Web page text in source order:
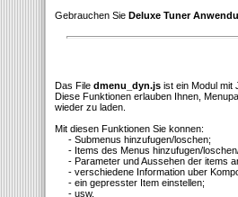
Gebrauchen Sie Deluxe Tuner
Das File dmenu_dyn.js ist ein Modul mit
Diese Funktionen erlauben Ihnen,
wieder zu laden.
Mit diesen Funktionen Sie konnen:
- Submenus hinzufugen/loschen;
- Items des Menus hinzufugen/
- Parameter und Aussehen der items
- verschiedene Information uber
- ein gepresster Item einstellen;
- usw.